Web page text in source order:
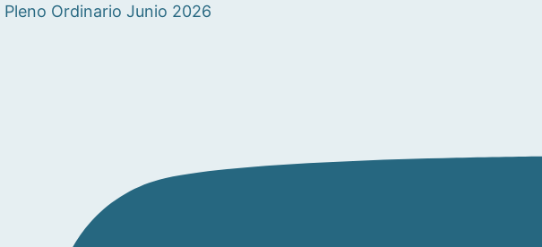
Pleno Ordinario Junio 2026